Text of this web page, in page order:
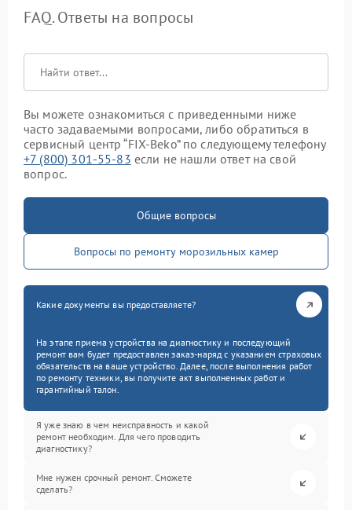
FAQ. Ответы на вопросы
Вы можете ознакомиться с приведенными ниже
часто задаваемыми вопросами, либо обратиться в
сервисный центр “FIX-Beko” по следующему телефону
+7 (800) 301-55-83 если не нашли ответ на свой
вопрос.
Общие вопросы
Вопросы по ремонту морозильных камер
Какие документы вы предоставляете?
На этапе приема устройства на диагностику и последующий
ремонт вам будет предоставлен заказ-наряд с указанием страховых
обязательств на ваше устройство. Далее, после выполнения работ
по ремонту техники, вы получите акт выполненных работ и
гарантийный талон.
Я уже знаю в чем неисправность и какой
ремонт необходим. Для чего проводить
диагностику?
Мне нужен срочный ремонт. Сможете
сделать?